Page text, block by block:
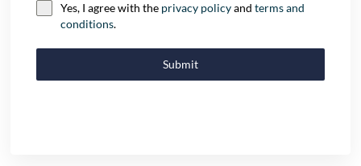
Yes, I agree with the privacy policyandterms and
conditions.
Submit